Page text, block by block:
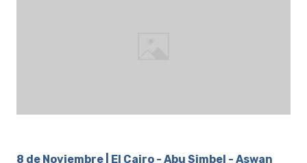
8 de Noviembre | El Cairo - Abu Simbel - Aswan